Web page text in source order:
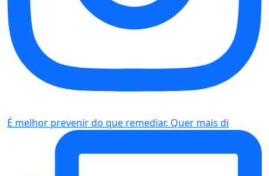
É melhor prevenir do que remediar. Quer mais di